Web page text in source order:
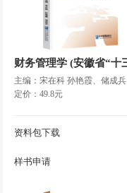
主编：宋在科 孙艳霞、储成兵
定价：49.8元
资料包下载
样书申请